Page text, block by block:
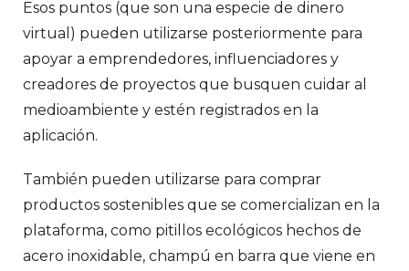
Esos puntos (que son una especie de dinero
virtual) pueden utilizarse posteriormente para
apoyar a emprendedores, influenciadores y
creadores de proyectos que busquen cuidar al
medioambiente y estén registrados en la
aplicación.
También pueden utilizarse para comprar
productos sostenibles que se comercializan en la
plataforma, como pitillos ecológicos hechos de
acero inoxidable, champú en barra que viene en